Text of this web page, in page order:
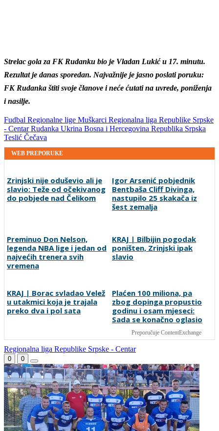
Strelac gola za FK Rudanku bio je Vladan Lukić u 17. minutu.
Rezultat je danas sporedan. Najvažnije je jasno poslati poruku:
FK Rudanka štiti svoje članove i neće ćutati na uvrede, poniženja
i nasilje.
Fudbal Regionalne lige Muškarci Regionalna liga Republike Srpske
- CentarRudanka Ukrina Bosna i Hercegovina Republika Srpska
Teslić Čečava
WEB PREPORUKE
slavio: Teže od očekivanog
do pobjede nad Čelikom
Bentbaša Cliff Divinga,
nastupilo 25 skakača iz
šest zemalja
legenda NBA lige i jedan od
najvećih trenera svih
vremena
KRAJ | Bilbijin pogodak
poništen, Zrinjski ipak
slavio